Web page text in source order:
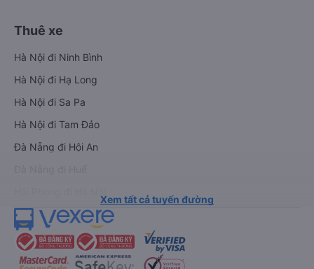
Thuê xe
Hà Nội đi Ninh Bình
Hà Nội đi Hạ Long
Hà Nội đi Sa Pa
Hà Nội đi Tam Đảo
Đà Nẵng đi Hội An
Xem tất cả tuyến đường